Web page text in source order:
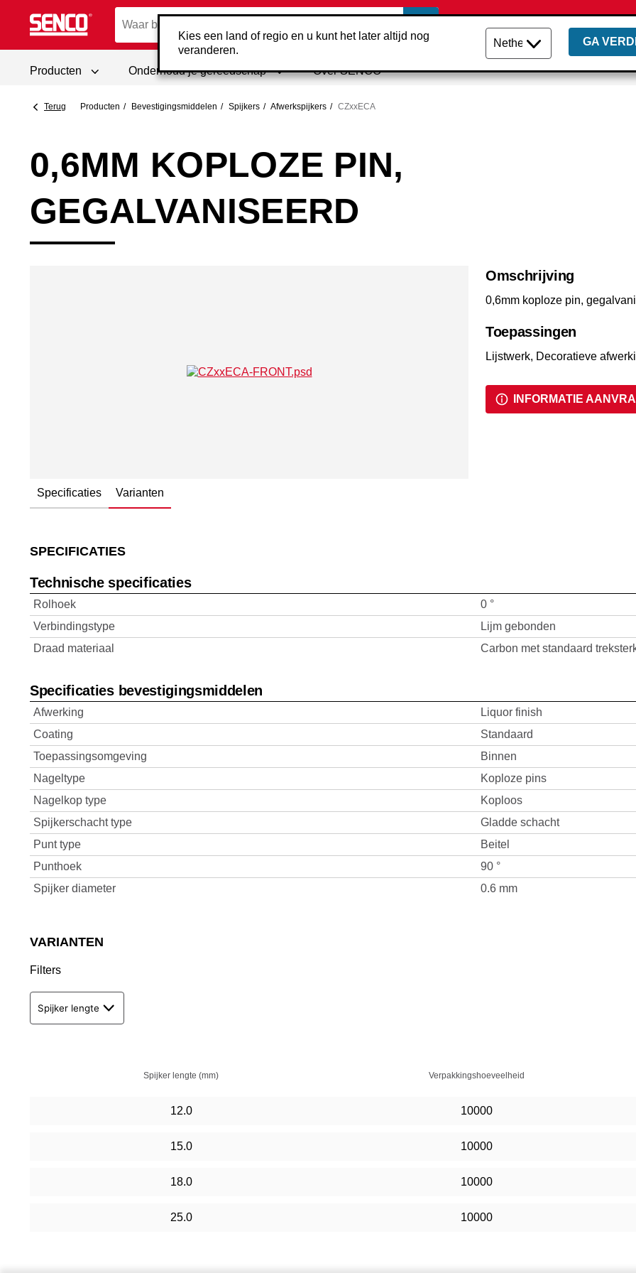
Kies een land of regio en u kunt het later altijd nog
veranderen.
GA
Producten Onderhoud je gereedschap Over SENCO
Terug Producten Bevestigings­middelen Spijkers Afwerk­spijkers CZxxECA
0,6MM KOPLOZE PIN,
GEGALVANISEERD
Omschrijving
0,6mm koploze pin,
Toepassingen
Lijstwerk, Decoratieve
INFORMATIE
Specificaties Varianten
SPECIFICATIES
Technische specificaties
Rolhoek
0 °
Verbindingstype
Lijm gebonden
Draad materiaal
Carbon met standaard
Specificaties bevestigingsmiddelen
Afwerking
Liquor finish
Coating
Standaard
Toepassingsomgeving
Binnen
Nageltype
Koploze pins
Nagelkop type
Koploos
Spijkerschacht type
Gladde schacht
Punt type
Beitel
Punthoek
90 °
Spijker diameter
0.6 mm
VARIANTEN
Filters
Spijker lengte
Spijker lengte (mm) Verpakkingshoeveelheid
12.0 10000
15.0 10000
18.0 10000
25.0 10000